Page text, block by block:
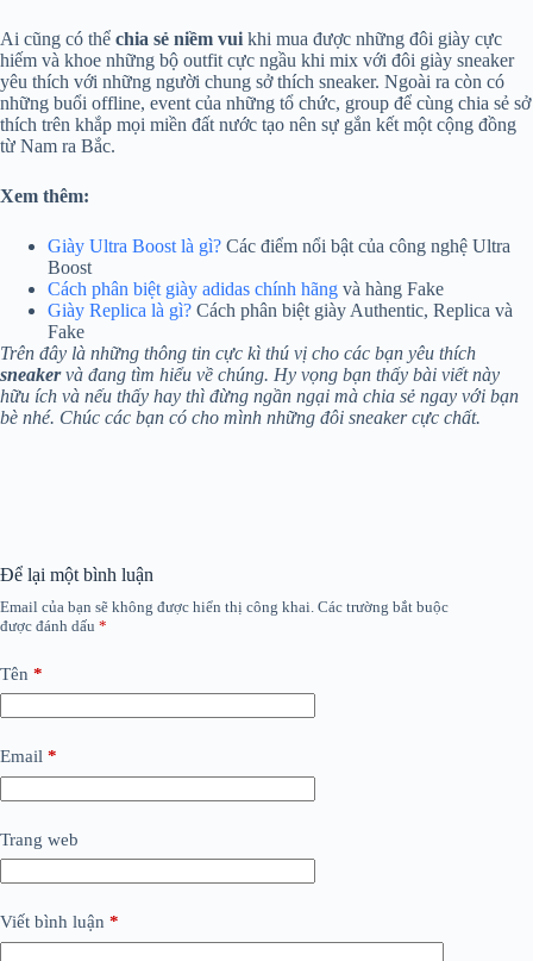
Ai cũng có thể chia sẻ niềm vui khi mua được những đôi giày cực
hiếm và khoe những bộ outfit cực ngầu khi mix với đôi giày sneaker
yêu thích với những người chung sở thích sneaker. Ngoài ra còn có
những buổi offline, event của những tổ chức, group để cùng chia sẻ sở
thích trên khắp mọi miền đất nước tạo nên sự gắn kết một cộng đồng
từ Nam ra Bắc.
Xem thêm:
Giày Ultra Boost là gì? Các điểm nổi bật của công nghệ Ultra
Boost
Cách phân biệt giày adidas chính hãng và hàng Fake
Giày Replica là gì? Cách phân biệt giày Authentic, Replica và
Fake
Trên đây là những thông tin cực kì thú vị cho các bạn yêu thích
sneakervà đang tìm hiểu về chúng. Hy vọng bạn thấy bài viết này
hữu ích và nếu thấy hay thì đừng ngần ngại mà chia sẻ ngay với bạn
bè nhé. Chúc các bạn có cho mình những đôi sneaker cực chất.
Để lại một bình luận
Email của bạn sẽ không được hiển thị công khai. Các trường bắt buộc
được đánh dấu *
Tên *
Email *
Trang web
Viết bình luận *